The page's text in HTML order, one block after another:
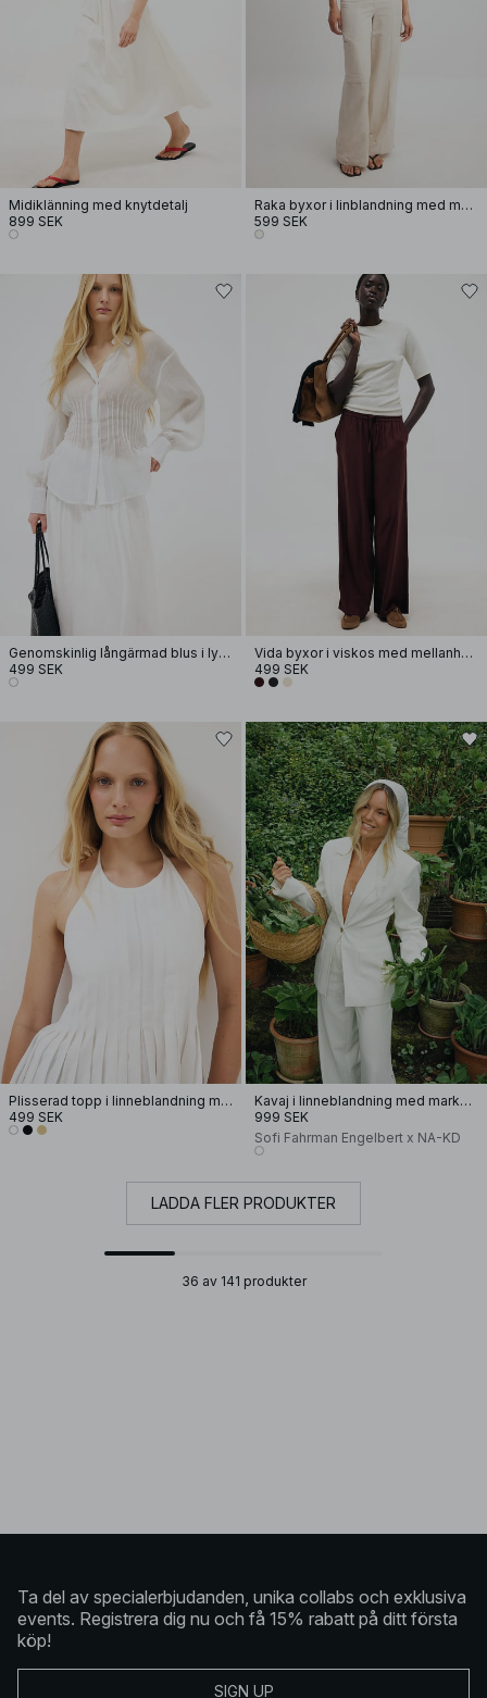
Midiklänning med knytdetalj
899 SEK
Raka byxor i linblandning med mellanhög midja
599 SEK
Genomskinlig långärmad blus i lyocell med pärlemorknapp
499 SEK
Vida byxor i viskos med mellanhög midja
499 SEK
Plisserad topp i linneblandning med halterneck
499 SEK
Kavaj i linneblandning med markerad midja
999 SEK
Sofi Fahrman Engelbert x NA-KD
LADDA FLER PRODUKTER
36 av 141 produkter
Ta del av specialerbjudanden, unika collabs och exklusiva
events. Registrera dig nu och få 15% rabatt på ditt första
köp!
SIGN UP